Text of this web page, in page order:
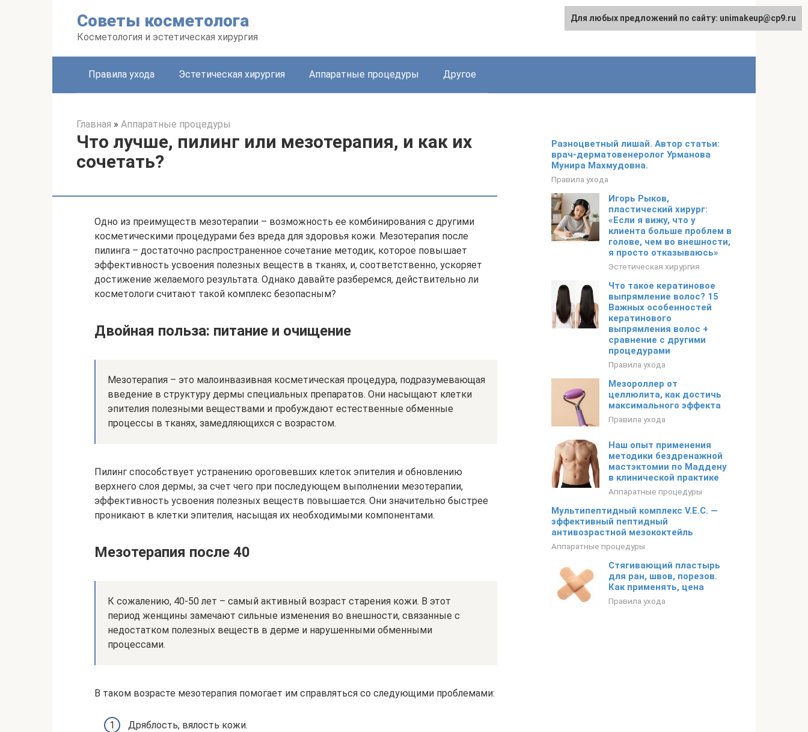
Советы косметолога
Косметология и эстетическая хирургия
Правила ухода Эстетическая хирургия Аппаратные процедуры Другое
Главная » Аппаратные процедуры
Что лучше, пилинг или мезотерапия, и как их
сочетать?
Одно из преимуществ мезотерапии – возможность ее комбинирования с другими
косметическими процедурами без вреда для здоровья кожи. Мезотерапия после
пилинга – достаточно распространенное сочетание методик, которое повышает
эффективность усвоения полезных веществ в тканях, и, соответственно, ускоряет
достижение желаемого результата. Однако давайте разберемся, действительно ли
косметологи считают такой комплекс безопасным?
Двойная польза: питание и очищение
Мезотерапия – это малоинвазивная косметическая процедура, подразумевающая
введение в структуру дермы специальных препаратов. Они насыщают клетки
эпителия полезными веществами и пробуждают естественные обменные
процессы в тканях, замедляющихся с возрастом.
Пилинг способствует устранению ороговевших клеток эпителия и обновлению
верхнего слоя дермы, за счет чего при последующем выполнении мезотерапии,
эффективность усвоения полезных веществ повышается. Они значительно быстрее
проникают в клетки эпителия, насыщая их необходимыми компонентами.
Мезотерапия после 40
К сожалению, 40-50 лет – самый активный возраст старения кожи. В этот
период женщины замечают сильные изменения во внешности, связанные с
недостатком полезных веществ в дерме и нарушенными обменными
процессами.
В таком возрасте мезотерапия помогает им справляться со следующими проблемами:
Дряблость, вялость кожи.
Разноцветный лишай. Автор статьи:
врач-дерматовенеролог Урманова
Мунира Махмудовна.
Правила ухода
Игорь Рыков,
пластический хирург:
«Если я вижу, что у
клиента больше проблем в
голове, чем во внешности,
я просто отказываюсь»
Эстетическая хирургия
Что такое кератиновое
выпрямление волос? 15
Важных особенностей
кератинового
выпрямления волос +
сравнение с другими
процедурами
Правила ухода
Мезороллер от
целлюлита, как достичь
максимального эффекта
Правила ухода
Наш опыт применения
методики бездренажной
мастэктомии по Маддену
в клинической практике
Аппаратные процедуры
Мультипептидный комплекс V.E.C. —
эффективный пептидный
антивозрастной мезококтейль
Аппаратные процедуры
Стягивающий пластырь
для ран, швов, порезов.
Как применять, цена
Правила ухода
Для любых предложений по сайту: unimakeup@cp9.ru